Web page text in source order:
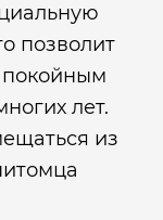
позволит
покойным
лет.
из